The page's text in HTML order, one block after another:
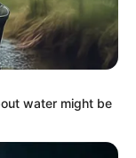
ΑΡΈΣΕΙ
water might be